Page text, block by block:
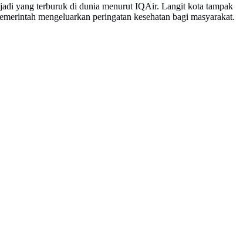
yang terburuk di dunia menurut IQAir. Langit kota tampak
mengeluarkan peringatan kesehatan bagi masyarakat.